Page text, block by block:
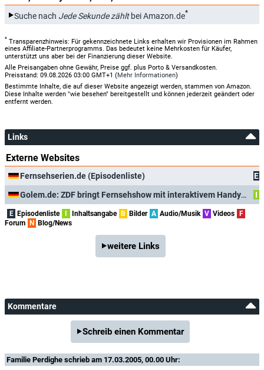
Suche nach Jede Sekunde zähltbei Amazon.de*
* Transparenzhinweis: Für gekennzeichnete Links erhalten wir Provisionen im Rahmen
eines Affiliate-Partnerprogramms. Das bedeutet keine Mehrkosten für Käufer,
unterstützt uns aber bei der Finanzierung dieser Website.
Alle Preisangaben ohne Gewähr, Preise ggf. plus Porto & Versandkosten.
Preisstand: 09.08.2026 03:00 GMT+1 (Mehr Informationen)
Bestimmte Inhalte, die auf dieser Website angezeigt werden, stammen von Amazon.
Diese Inhalte werden "wie besehen" bereitgestellt und können jederzeit geändert oder
entfernt werden.
Links
Externe Websites
Fernsehserien.de (Episodenliste)
E
Golem.de: ZDF bringt Fernsehshow mit interaktivem Handyspiel
I
E Episodenliste Inhaltsangabe B Bilder A Audio/Musik V Videos
F
Forum
N Blog/News
weitere Links
Kommentare
Schreib einen Kommentar
Familie Perdighe schrieb am 17.03.2005, 00.00 Uhr: